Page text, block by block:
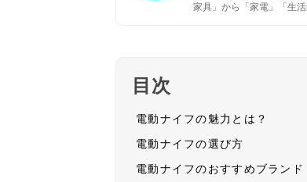
家具」から「家電」「生
目次
電動ナイフの魅力とは？
電動ナイフの選び方
電動ナイフのおすすめブランド